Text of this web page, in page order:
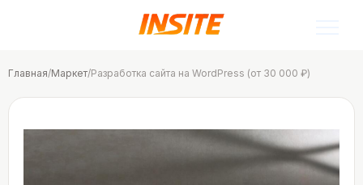
Главная/Маркет/Разработка сайта на WordPress (от 30 000 ₽)